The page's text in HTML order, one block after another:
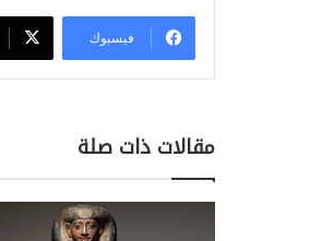
فيسبوك
مقالات ذات صلة